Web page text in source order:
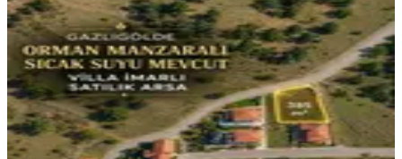
İhsaniye, Cumhuriyet Gazlıgöl Mahallesi
385 m²·2.727/m²·19.05.2026
1.050.000 ₺
fatih emlakAli Tursun